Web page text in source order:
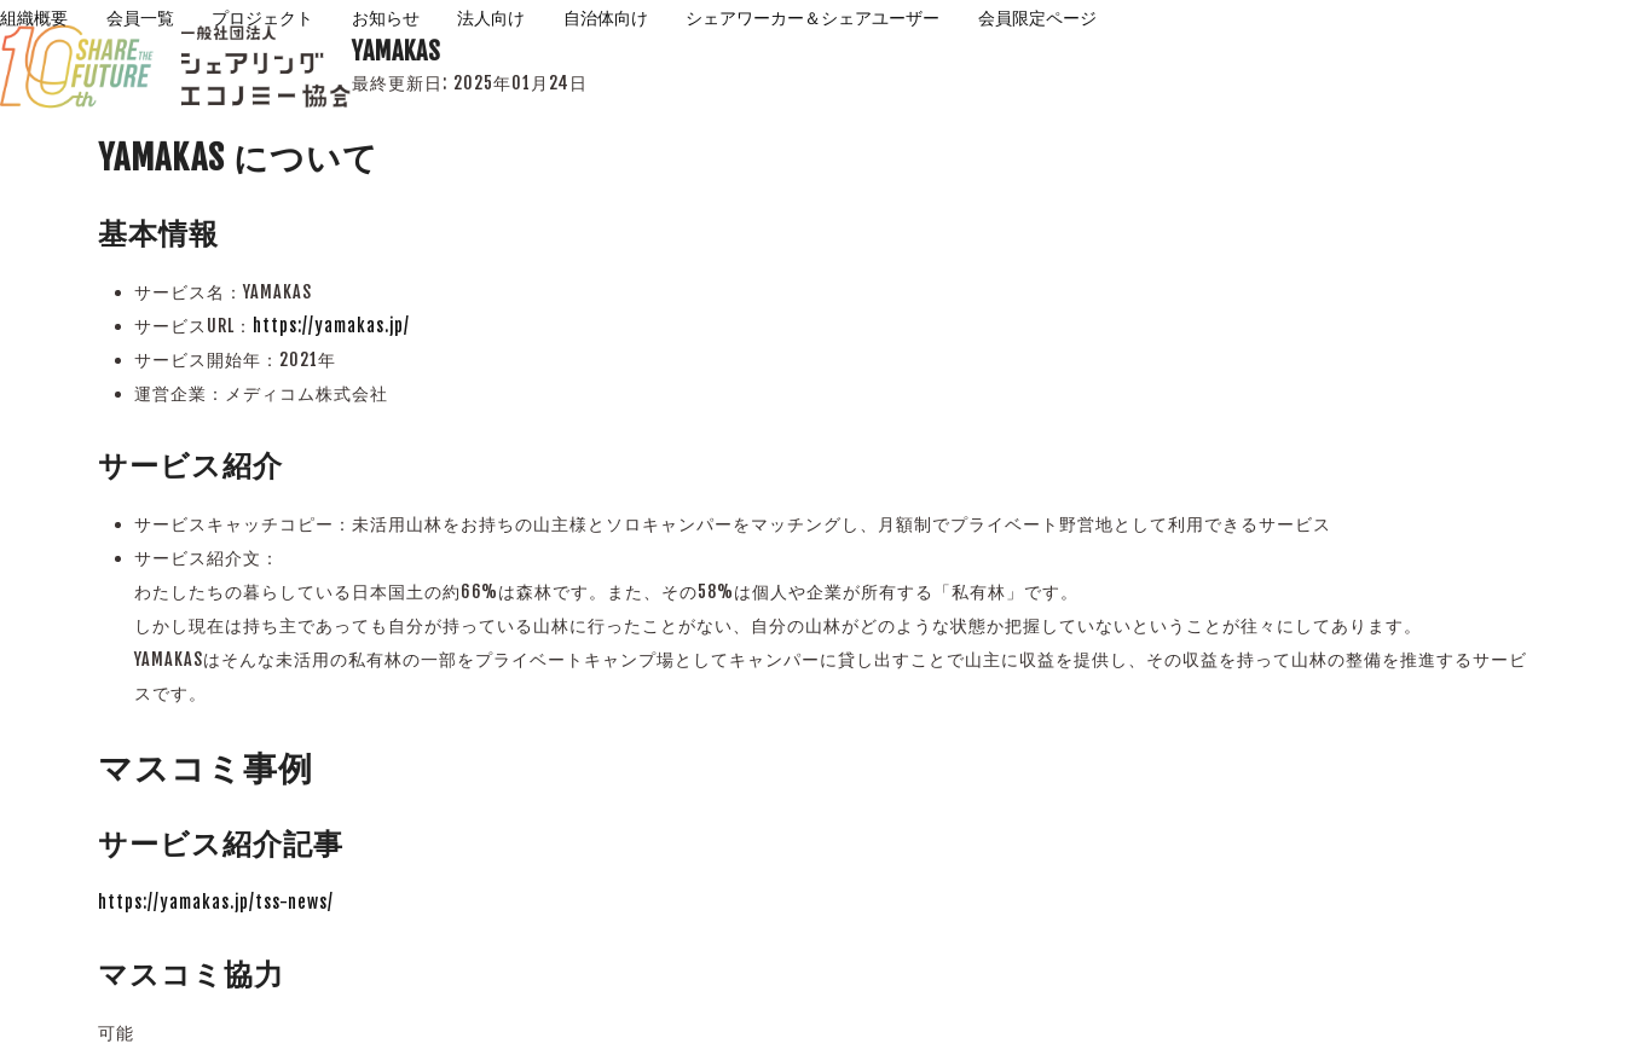
Skip
to
content
組織概要 会員一覧 プロジェクト お知らせ 法人向け 自治体向け シェアワーカー＆シェアユーザー 会員限定ページ
YAMAKAS
最終更新日: 2025年01月24日
YAMAKAS について
基本情報
サービス名：YAMAKAS
サービスURL： https://yamakas.jp/
サービス開始年：2021年
運営企業：メディコム株式会社
サービス紹介
サービスキャッチコピー：未活用山林をお持ちの山主様とソロキャンパーをマッチングし、月額制でプライベート野営地として利用できるサービス
サービス紹介文：
わたしたちの暮らしている日本国土の約66%は森林です。また、その58%は個人や企業が所有する「私有林」です。
しかし現在は持ち主であっても自分が持っている山林に行ったことがない、自分の山林がどのような状態か把握していないということが往々にしてあります。
YAMAKASはそんな未活用の私有林の一部をプライベートキャンプ場としてキャンパーに貸し出すことで山主に収益を提供し、その収益を持って山林の整備を推進するサービ
スです。
マスコミ事例
サービス紹介記事
https://yamakas.jp/tss-news/
マスコミ協力
可能